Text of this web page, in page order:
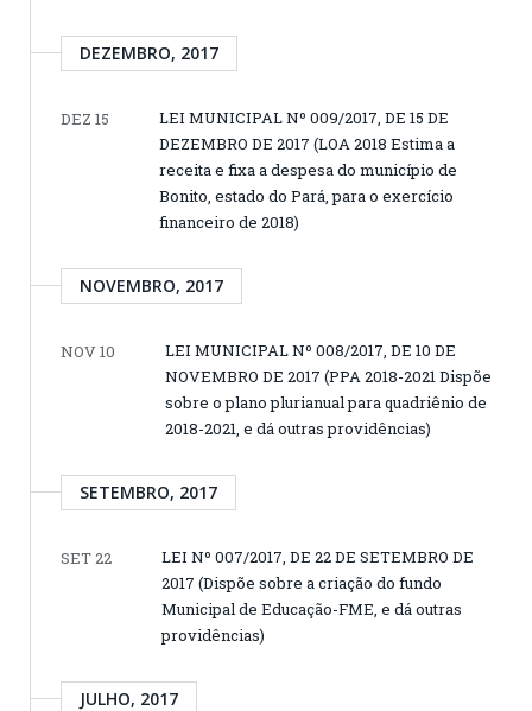
DEZEMBRO, 2017
DEZ 15
LEI MUNICIPAL Nº 009/2017, DE 15 DE
DEZEMBRO DE 2017 (LOA 2018 Estima a
receita e fixa a despesa do município de
Bonito, estado do Pará, para o exercício
financeiro de 2018)
NOVEMBRO, 2017
NOV 10
LEI MUNICIPAL Nº 008/2017, DE 10 DE
NOVEMBRO DE 2017 (PPA 2018-2021 Dispõe
sobre o plano plurianual para quadriênio de
2018-2021, e dá outras providências)
SETEMBRO, 2017
SET 22
LEI Nº 007/2017, DE 22 DE SETEMBRO DE
2017 (Dispõe sobre a criação do fundo
Municipal de Educação-FME, e dá outras
providências)
JULHO, 2017